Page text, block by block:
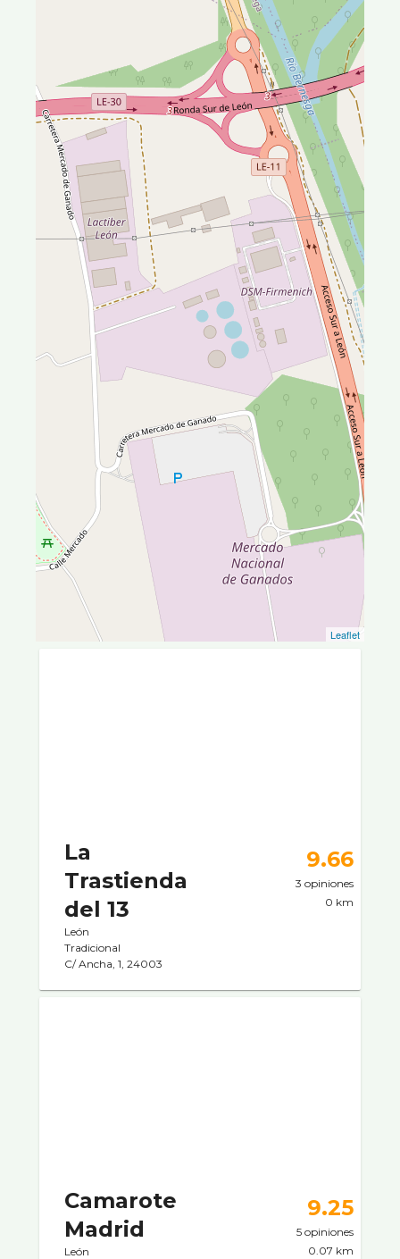
Leaflet
La
Trastienda
del 13
León
Tradicional
C/ Ancha, 1, 24003
9.66
3 opiniones
0 km
Camarote
Madrid
León
9.25
5 opiniones
0.07 km